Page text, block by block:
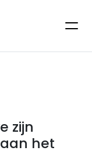
zijn
aan het